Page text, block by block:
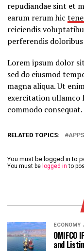
repudiandae sint et
earum rerum hic
reiciendis
perferendis
Lorem ipsum dolor
sed do eiusmod
magna aliqua. Ut
exercitation ullamco
commodo consequat.
RELATED TOPICS: APPS
You must be logged in to
You must be logged in to
ECONOMY
OMIFCO
and